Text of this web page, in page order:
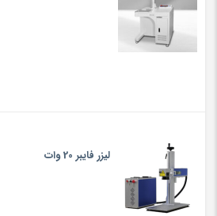
لیزر فایبر 20 وات